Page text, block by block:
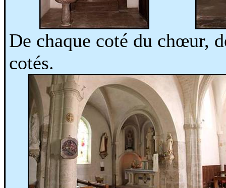
De chaque coté du chœur,
cotés.